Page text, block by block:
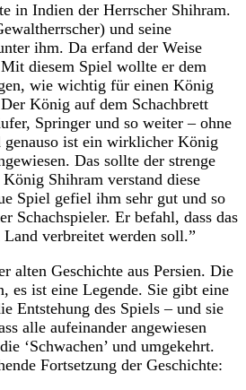
in Indien der Herrscher Shihram.
und seine
ihm. Da erfand der Weise
Mit diesem Spiel wollte er dem
wie wichtig für einen König
König auf dem Schachbrett
Springer und so weiter – ohne
ist ein wirklicher König
Das sollte der strenge
Shihram verstand diese
Spiel gefiel ihm sehr gut und so
Schachspieler. Er befahl, dass das
Land verbreitet werden soll.”
alten Geschichte aus Persien. Die
es ist eine Legende. Sie gibt eine
Entstehung des Spiels – und sie
alle aufeinander angewiesen
‘Schwachen’ und umgekehrt.
Fortsetzung der Geschichte: